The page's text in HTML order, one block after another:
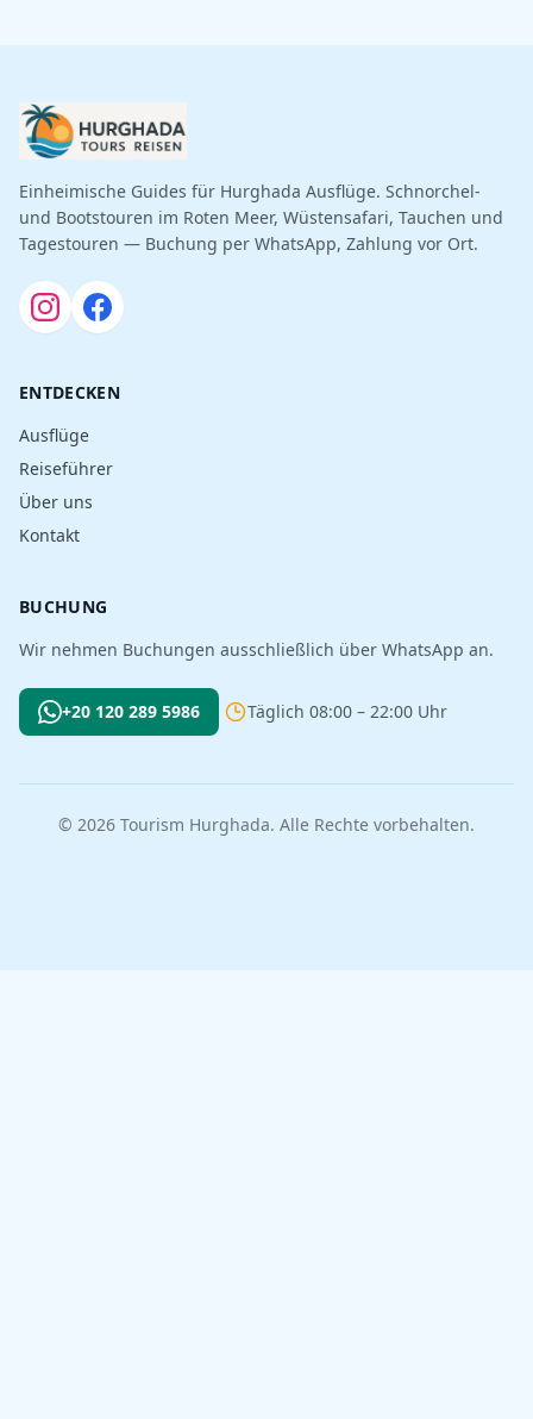
Einheimische Guides für Hurghada Ausflüge. Schnorchel-
und Bootstouren im Roten Meer, Wüstensafari, Tauchen und
Tagestouren — Buchung per WhatsApp, Zahlung vor Ort.
ENTDECKEN
Ausflüge
Reiseführer
Über uns
Kontakt
BUCHUNG
Wir nehmen Buchungen ausschließlich über WhatsApp an.
+20 120 289 5986 Täglich 08:00 – 22:00 Uhr
© 2026 Tourism Hurghada. Alle Rechte vorbehalten.